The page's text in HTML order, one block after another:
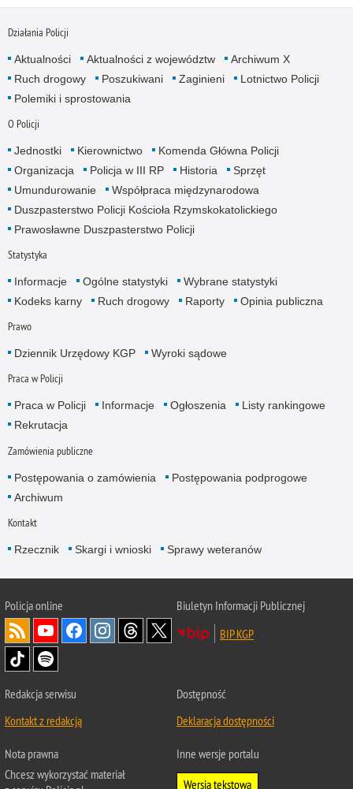
Działania Policji
Aktualności Aktualności z województw
Archiwum X
Ruch drogowy
Poszukiwani Zaginieni
Lotnictwo Policji
Polemiki i sprostowania
O Policji
Jednostki Kierownictwo
Komenda Główna Policji
Organizacja
Policja w III RP Historia
Sprzęt
Umundurowanie
Współpraca międzynarodowa
Duszpasterstwo Policji Kościoła Rzymskokatolickiego
Prawosławne Duszpasterstwo Policji
Statystyka
Informacje Ogólne statystyki
Wybrane statystyki
Kodeks karny
Ruch drogowy Raporty Opinia publiczna
Prawo
Dziennik Urzędowy KGP Wyroki sądowe
Praca w Policji
Praca w Policji Informacje Ogłoszenia
Listy rankingowe
Rekrutacja
Zamówienia publiczne
Postępowania o zamówienia
Postępowania podprogowe
Archiwum
Kontakt
Rzecznik Skargi i wnioski Sprawy weteranów
Policjaonline
Biuletyn Informacji Publicznej
BIP KGP
Redakcja serwisu
Kontakt z redakcją
Dostępność
Deklaracja dostępności
Nota prawna
Chcesz wykorzystać materiał
Inne wersje portalu
Wersja tekstowa